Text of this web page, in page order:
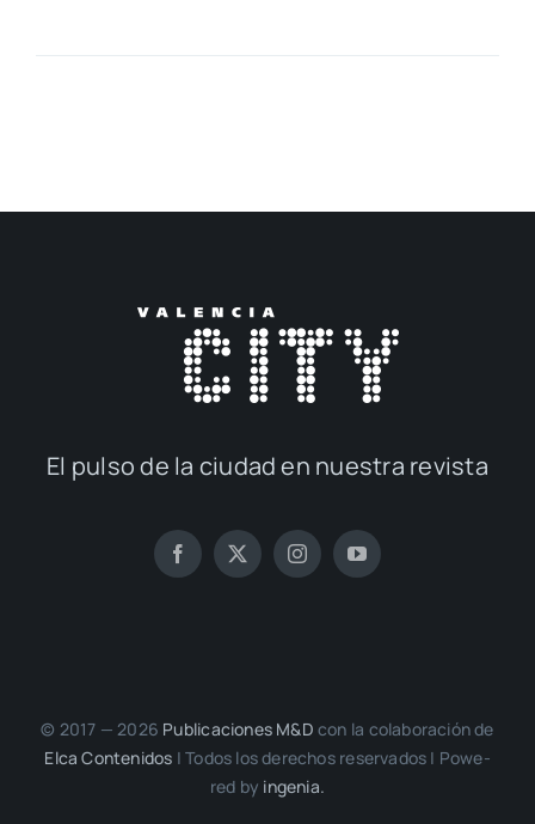
El pul­so de la ciu­dad en nues­tra revis­ta
© 2017 — 2026 Publi­ca­cio­nes M&D con la cola­bo­ra­ción de
Elca Con­te­ni­dos | Todos los dere­chos reser­va­dos | Powe­
red by inge­nia.